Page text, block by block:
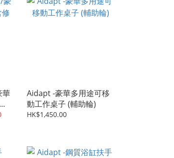
華
Aidapt -豪華多用途可移
動工作桌子 (輔助輪)
HK$1,450.00